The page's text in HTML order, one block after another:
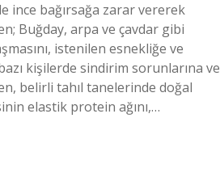
ince bağırsağa zarar vererek
Buğday, arpa ve çavdar gibi
istenilen esnekliğe ve
kişilerde sindirim sorunlarına ve
belirli tahıl tanelerinde doğal
elastik protein ağını,…